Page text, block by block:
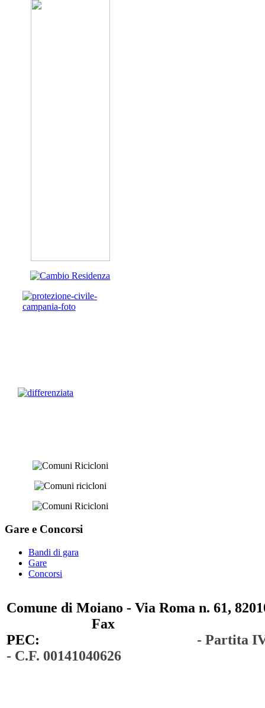
Gare e Concorsi
Bandi di gara
Gare
Concorsi
Comune di Moiano - Via Roma n. 61,
Fax
PEC:
- Partita
- C.F. 00141040626